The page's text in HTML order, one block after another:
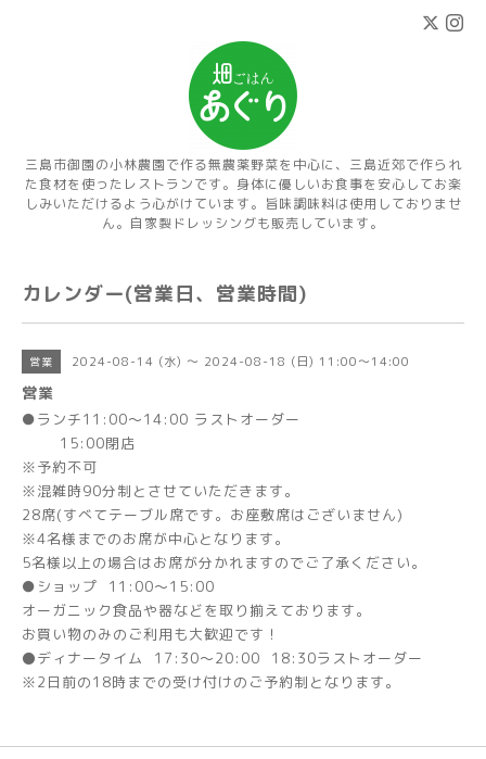
三島市御園の小林農園で作る無農薬野菜を中心に、三島近郊で作られ
た食材を使ったレストランです。身体に優しいお食事を安心してお楽
しみいただけるよう心がけています。旨味調味料は使用しておりませ
ん。自家製ドレッシングも販売しています。
カレンダー(営業日、営業時間)
営業 2024-08-14 (水) ～ 2024-08-18 (日) 11:00～14:00
営業
●ランチ11:00～14:00 ラストオーダー
15:00閉店
※予約不可
※混雑時90分制とさせていただきます。
28席(すべてテーブル席です。お座敷席はございません)
※4名様までのお席が中心となります。
5名様以上の場合はお席が分かれますのでご了承ください。
●ショップ 11:00～15:00
オーガニック食品や器などを取り揃えております。
お買い物のみのご利用も大歓迎です！
⚫ディナータイム 17:30～20:00 18:30ラストオーダー
※2日前の18時までの受け付けのご予約制となります。